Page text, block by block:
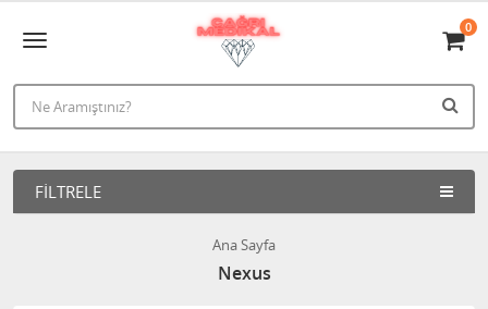
0
FILTRELE
Ana Sayfa
Nexus